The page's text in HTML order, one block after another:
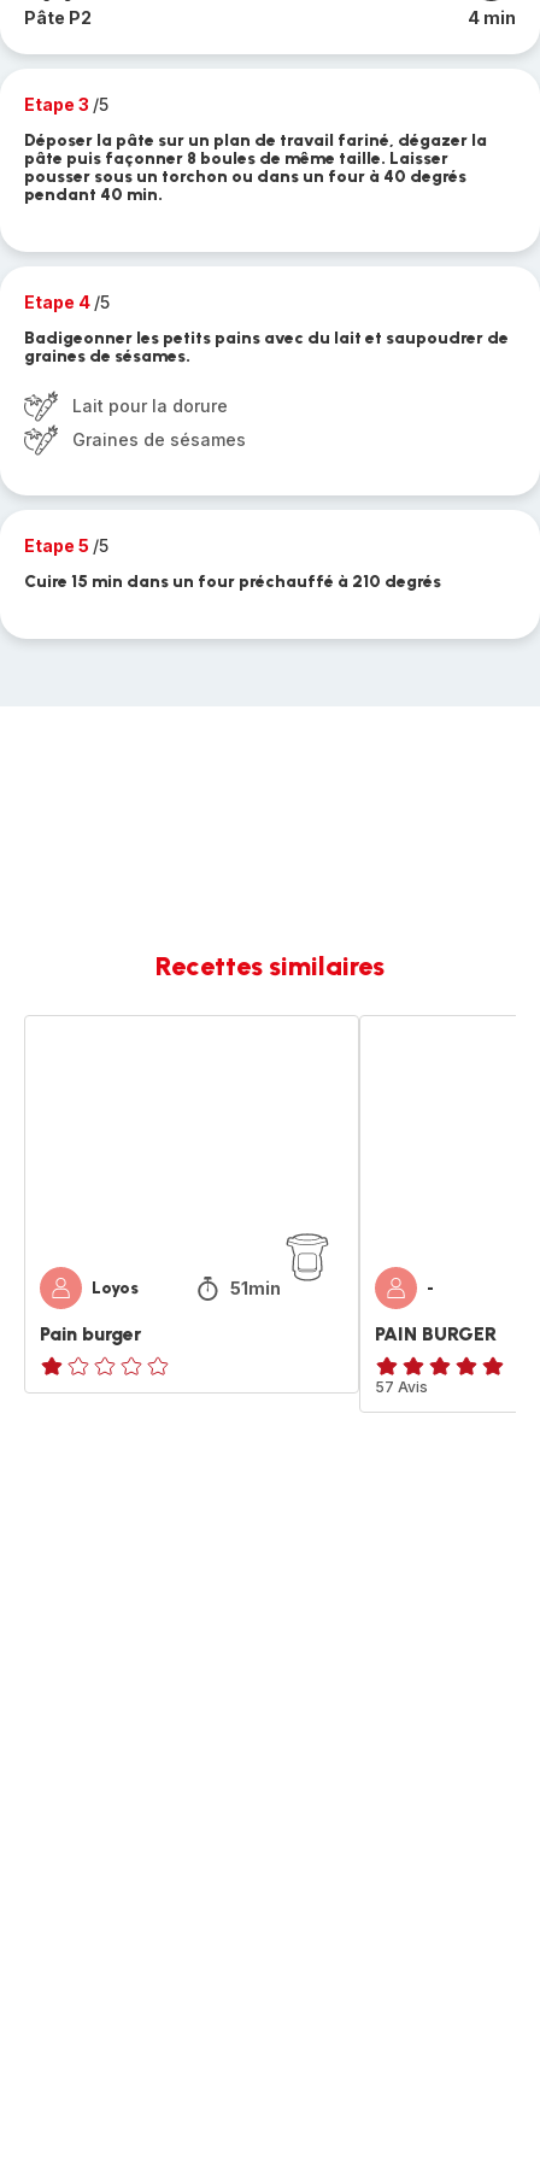
Pâte P2 4 min
Etape 3 /5
Déposer la pâte sur un plan de travail fariné, dégazer la
pâte puis façonner 8 boules de même taille. Laisser
pousser sous un torchon ou dans un four à 40 degrés
pendant 40 min.
Etape 4 /5
Badigeonner les petits pains avec du lait et saupoudrer de
graines de sésames.
Lait pour la dorure
Graines de sésames
Etape 5 /5
Cuire 15 min dans un four préchauffé à 210 degrés
Recettes similaires
Loyos 51min
Pain burger
Avis
-
PAIN BURGER
ratings.4.9
57 Avis